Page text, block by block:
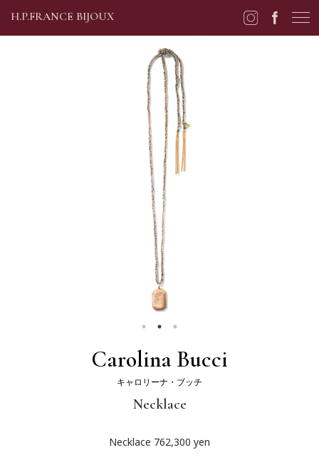
H.P.FRANCE BIJOUX
Carolina Bucci
キャロリーナ・ブッチ
Necklace
Necklace 762,300 yen